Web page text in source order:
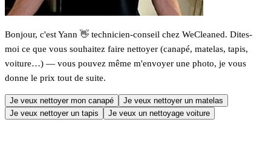
Bonjour, c'est Yann 👋 technicien-conseil chez WeCleaned. Dites-
moi ce que vous souhaitez faire nettoyer (canapé, matelas, tapis,
voiture…) — vous pouvez même m'envoyer une photo, je vous
donne le prix tout de suite.
Je veux nettoyer mon canapé
Je veux nettoyer un matelas
Je veux nettoyer un tapis
Je veux un nettoyage voiture